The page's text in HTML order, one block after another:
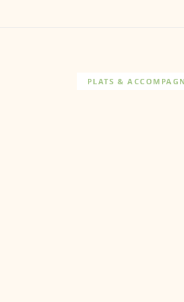
PLATS &